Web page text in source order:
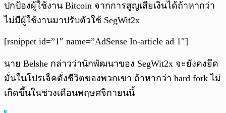
ปกป้องผู้ใช้งาน Bitcoin จากการสูญเสียเงินได้ถ้าหากว่า
ไม่มีผู้ใช้งานมาปรับตัวใช้ SegWit2x
[rsnippet id=”1″ name=”AdSense In-article ad 1″]
นาย Belshe กล่าวว่านักพัฒนาของ SegWit2x จะยังคงยึด
มั่นในโปรเจ็คดั่งชีวิตของพวกเขา ถ้าหากว่า hard fork ไม่
เกิดขึ้นในช่วงเดือนพฤษศจิกายนนี้